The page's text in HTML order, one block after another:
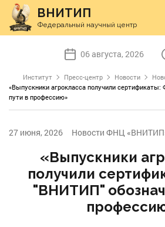
ВНИТИП
Федеральный научный центр
06 августа, 2026
Институт Пресс-центр Новости
«Выпускники агрокласса получили
пути в профессию»
27 июня, 2026 Новости ФНЦ
«Выпускники
получили
"ВНИТИП"